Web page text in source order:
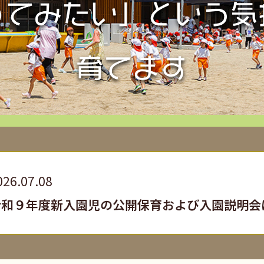
９年度新入園児の公開保育および入園説明